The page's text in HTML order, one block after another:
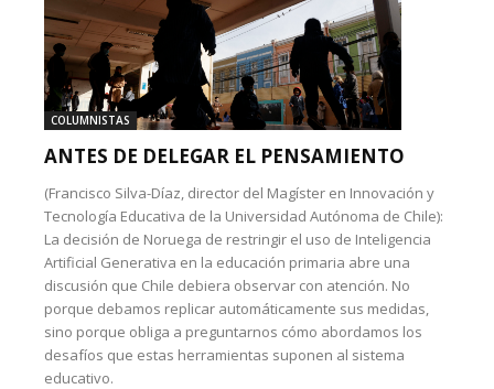
COLUMNISTAS
ANTES DE DELEGAR EL PENSAMIENTO
(Francisco Silva-Díaz, director del Magíster en Innovación y
Tecnología Educativa de la Universidad Autónoma de Chile):
La decisión de Noruega de restringir el uso de Inteligencia
Artificial Generativa en la educación primaria abre una
discusión que Chile debiera observar con atención. No
porque debamos replicar automáticamente sus medidas,
sino porque obliga a preguntarnos cómo abordamos los
desafíos que estas herramientas suponen al sistema
educativo.